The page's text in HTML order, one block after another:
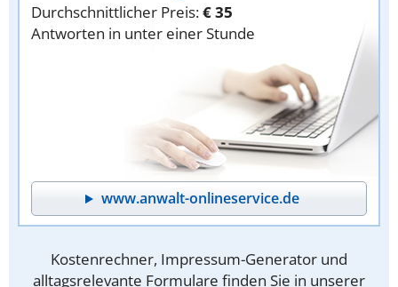
Durchschnittlicher Preis:€ 35
Antworten in unter einer Stunde
www.anwalt-onlineservice.de
Kostenrechner, Impressum-Generator und
alltagsrelevante Formulare finden Sie in unserer